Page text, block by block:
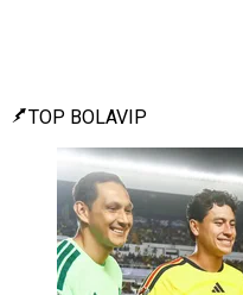
TOP BOLAVIP